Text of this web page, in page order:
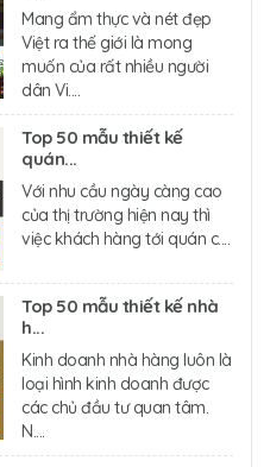
Mang ẩm thực và nét đẹp
Việt ra thế giới là mong
muốn của rất nhiều người
dân Vi....
Top 50 mẫu thiết kế
quán...
Với nhu cầu ngày càng cao
của thị trường hiện nay thì
việc khách hàng tới quán c....
Top 50 mẫu thiết kế nhà
h...
Kinh doanh nhà hàng luôn là
loại hình kinh doanh được
các chủ đầu tư quan tâm.
N....